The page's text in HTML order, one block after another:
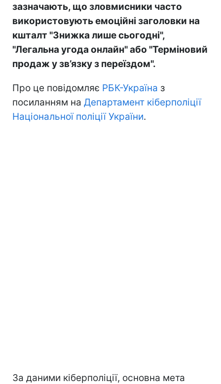
зазначають, що зловмисники часто
використовують емоційні заголовки на
кшталт "Знижка лише сьогодні",
"Легальна угода онлайн" або "Терміновий
продаж у зв’язку з переїздом".
Про це повідомляє РБК-Україна з
посиланням на Департамент кіберполіції
Національної поліції України.
За даними кіберполіції, основна мета